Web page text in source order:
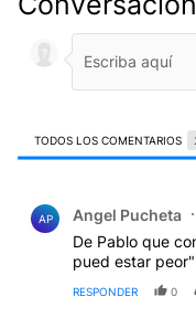
TODOS LOS COMENTARIOS
AP Angel Pucheta
De Pablo que
pued estar peor"
RESPONDER 0